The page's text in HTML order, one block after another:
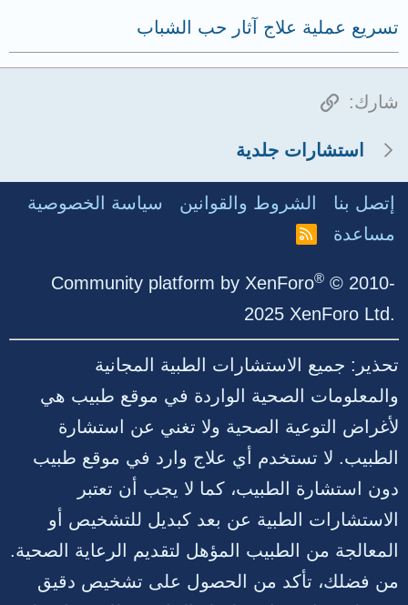
تسريع عملية علاج آثار حب الشباب
شارك: الرابط
استشارات جلدية
إتصل بنا الشروط والقوانين
سياسة الخصوصية
مساعدة
R
Community platform by XenForo® © 2010-
2025 XenForo Ltd.
تحذير: جميع الاستشارات الطبية المجانية
والمعلومات الصحية الواردة في موقع طبيب هي
لأغراض التوعية الصحية ولا تغني عن استشارة
الطبيب. لا تستخدم أي علاج وارد في موقع طبيب
دون استشارة الطبيب، كما لا يجب أن تعتبر
الاستشارات الطبية عن بعد كبديل للتشخيص أو
المعالجة من الطبيب المؤهل لتقديم الرعاية الصحية.
من فضلك، تأكد من الحصول على تشخيص دقيق